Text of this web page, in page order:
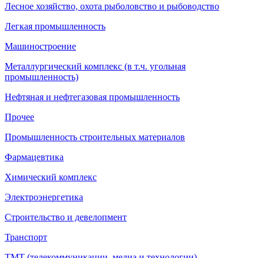
Лесное хозяйство, охота рыболовство и рыбоводство
Легкая промышленность
Машиностроение
Металлургический комплекс (в т.ч. угольная
промышленность)
Нефтяная и нефтегазовая промышленность
Прочее
Промышленность строительных материалов
Фармацевтика
Химический комплекс
Электроэнергетика
Строительство и девелопмент
Транспорт